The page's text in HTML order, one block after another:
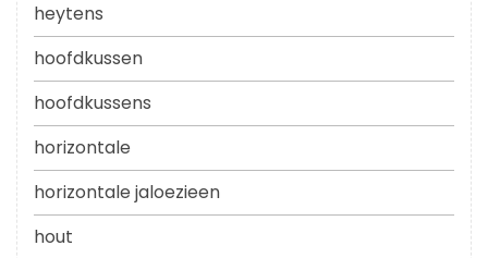
heytens
hoofdkussen
hoofdkussens
horizontale
horizontale jaloezieen
hout